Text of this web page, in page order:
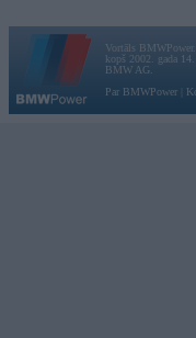
Vortāls
kopš 2002. gada
BMW AG.
Par BMWPower